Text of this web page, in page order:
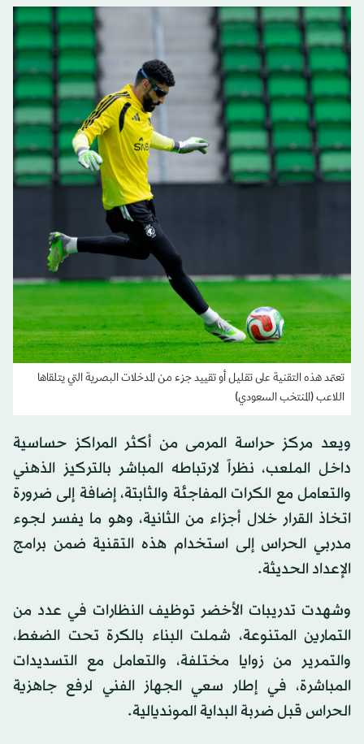
تعتمد هذه التقنية على تقليل أو تقييد جزء من المدخلات البصرية التي يتلقاها
اللاعب (المنتخب السعودي)
ويعد مركز حراسة المرمى من أكثر المراكز حساسية
داخل الملعب، نظراً لارتباطه المباشر بالتركيز الذهني
والتعامل مع الكرات المفاجئة والثابتة، إضافة إلى ضرورة
اتخاذ القرار خلال أجزاء من الثانية، وهو ما يفسر لجوء
مدربي الحراس إلى استخدام هذه التقنية ضمن برامج
الإعداد الحديثة.
وشهدت تدريبات الأخضر توظيف النظارات في عدد من
التمارين المتنوعة، شملت البناء بالكرة تحت الضغط،
والتمرير من زوايا مختلفة، والتعامل مع التسديدات
المباشرة، في إطار سعي الجهاز الفني لرفع جاهزية
الحراس قبل ضربة البداية المونديالية.